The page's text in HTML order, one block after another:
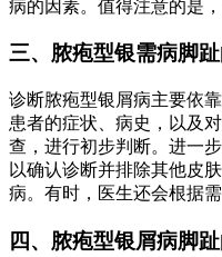
病的因素。值得注意的是
三、脓疱型银需病脚
诊断脓疱型银屑病主要依
患者的症状、病史，以及
查，进行初步判断。进一
以确认诊断并排除其他皮
病。有时，医生还会根据
四、脓疱型银屑病脚